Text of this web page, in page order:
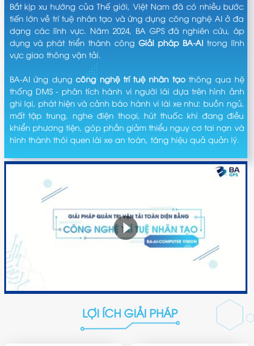
Bắt kịp xu hướng của Thế giới, Việt Nam đã có nhiều bước
tiến lớn về trí tuệ nhân tạo và ứng dụng công nghệ AI ở đa
dạng các lĩnh vực. Năm 2024, BA GPS đã nghiên cứu, áp
dụng và phát triển thành công Giải pháp BA-AItrong lĩnh
vực giao thông vận tải.
BA-AI ứng dụngcông nghệ trí tuệ nhân tạothông qua hệ
thống DMS - phân tích hành vi người lái dựa trên hình ảnh
ghi lại, phát hiện và cảnh báo hành vi lái xe như: buồn ngủ,
mất tập trung, nghe điện thoại, hút thuốc khi đang điều
khiển phương tiện, góp phần giảm thiểu nguy cơ tai nạn và
hình thành thói quen lái xe an toàn, tăng hiệu quả quản lý.
LỢI ÍCH GIẢI PHÁP